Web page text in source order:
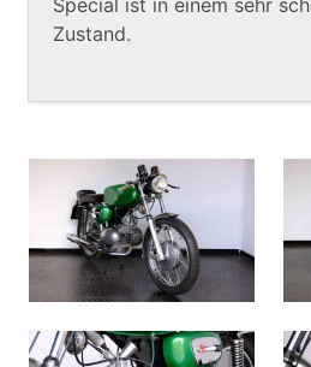
Special ist in einem sehr
Zustand.